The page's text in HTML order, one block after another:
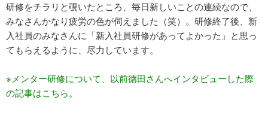
研修をチラリと覗いたところ、毎日新しいことの連続なので、
みなさんかなり疲労の色が伺えました（笑）。研修終了後、新
入社員のみなさんに「新入社員研修があってよかった」と思っ
てもらえるように、尽力しています。
※メンター研修について、以前徳田さんへインタビューした際
の記事はこちら。